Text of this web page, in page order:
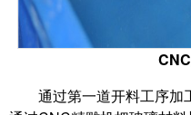
通过第一道开料工序加